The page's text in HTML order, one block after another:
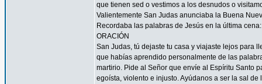
que tienen sed o vestimos a los desnudos o
Valientemente San Judas anunciaba la Buena
Recordaba las palabras de Jesús en la última
ORACIÓN
San Judas, tú dejaste tu casa y viajaste lejos para
que habías aprendido personalmente de las
martirio. Pide al Señor que envíe al Espíritu Santo
egoísta, violento e injusto. Ayúdanos a ser la sal